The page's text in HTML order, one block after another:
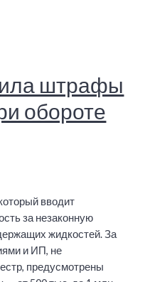
штрафы
обороте
вводит
за незаконную
жидкостей. За
и ИП, не
предусмотрены